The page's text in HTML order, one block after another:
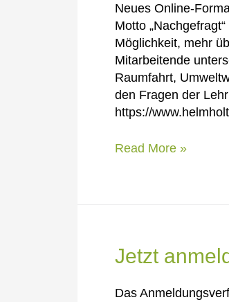
Neues Online-
Motto
Möglichkeit, mehr
Mitarbeitende
Raumfahrt,
den Fragen der
https://
Nachgefragt
Gemeinschaft
Read More »
Jetzt
Das